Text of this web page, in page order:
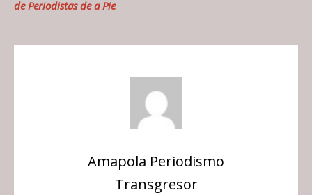
de Periodistas de a Pie
Amapola Periodismo
Transgresor